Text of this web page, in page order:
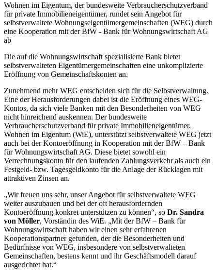
Wohnen im Eigentum, der bundesweite Verbraucherschutzverband
für private Immobilieneigentümer, rundet sein Angebot für
selbstverwaltete Wohnungseigentümergemeinschaften (WEG) durch
eine Kooperation mit der BfW - Bank für Wohnungswirtschaft AG
ab
Die auf die Wohnungswirtschaft spezialisierte Bank bietet
selbstverwalteten Eigentümergemeinschaften eine unkomplizierte
Eröffnung von Gemeinschaftskonten an.
Zunehmend mehr WEG entscheiden sich für die Selbstverwaltung.
Eine der Herausforderungen dabei ist die Eröffnung eines WEG-
Kontos, da sich viele Banken mit den Besonderheiten von WEG
nicht hinreichend auskennen. Der bundesweite
Verbraucherschutzverband für private Immobilieneigentümer,
Wohnen im Eigentum (WiE), unterstützt selbstverwaltete WEG jetzt
auch bei der Kontoeröffnung in Kooperation mit der BfW – Bank
für Wohnungswirtschaft AG. Diese bietet sowohl ein
Verrechnungskonto für den laufenden Zahlungsverkehr als auch ein
Festgeld- bzw. Tagesgeldkonto für die Anlage der Rücklagen mit
attraktiven Zinsen an.
„Wir freuen uns sehr, unser Angebot für selbstverwaltete WEG
weiter auszubauen und bei der oft herausfordernden
Kontoeröffnung konkret unterstützen zu können“, so Dr. Sandra
von Möller, Vorständin des WiE. „Mit der BfW – Bank für
Wohnungswirtschaft haben wir einen sehr erfahrenen
Kooperationspartner gefunden, der die Besonderheiten und
Bedürfnisse von WEG, insbesondere von selbstverwalteten
Gemeinschaften, bestens kennt und ihr Geschäftsmodell darauf
ausgerichtet hat.“